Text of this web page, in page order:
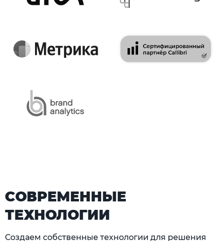
СОВРЕМЕННЫЕ
ТЕХНОЛОГИИ
Создаем собственные технологии для решения